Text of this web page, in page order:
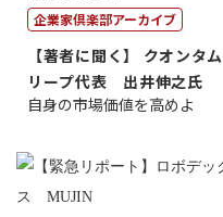
企業家倶楽部アーカイブ
【著者に聞く】 クオンタム
リープ代表 出井伸之氏
自身の市場価値を高めよ